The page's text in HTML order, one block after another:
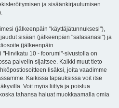
ja sisäänkirjautumisen
(jälkeenpäin "käyttäjätunnuksesi"),
sisään (jälkeenpäin "salasanasi") ja
(jälkeenpäin
10 - foorumi"-sivustolla on
palvelin sijaitsee. Kaikki muut tieto
lisäksi, joita vaadimme
Kaikissa tapauksissa voit itse
Voit myös liittyä ja poistua
tahansa haluat muokkaamalla omia